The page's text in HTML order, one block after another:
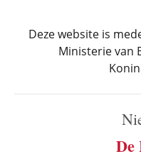
Deze website is
Ministerie van
De